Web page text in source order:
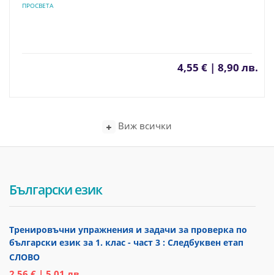
ПРОСВЕТА
4,55 € | 8,90 лв.
Виж всички
Български език
Тренировъчни упражнения и задачи за проверка по
български език за 1. клас - част 3 : Следбуквен етап
СЛОВО